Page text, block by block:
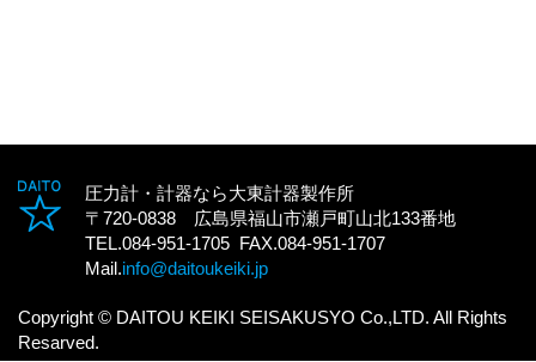
圧力計・計器なら大東計器製作所
〒720-0838 広島県福山市瀬戸町山北133番地
TEL.084-951-1705 FAX.084-951-1707
Mail.info@daitoukeiki.jp
Copyright © DAITOU KEIKI SEISAKUSYO Co.,LTD. All Rights
Resarved.